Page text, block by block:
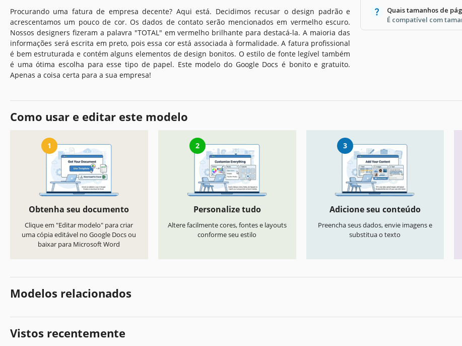
Procurando uma fatura de empresa decente? Aqui está. Decidimos recusar o design padrão e
acrescentamos um pouco de cor. Os dados de contato serão mencionados em vermelho escuro.
Nossos designers fizeram a palavra "TOTAL" em vermelho brilhante para destacá-la. A maioria das
informações será escrita em preto, pois essa cor está associada à formalidade. A fatura profissional
é bem estruturada e contém alguns elementos de design bonitos. O estilo de fonte legível também
é uma ótima escolha para esse tipo de papel. Este modelo do Google Docs é bonito e gratuito.
Apenas a coisa certa para a sua empresa!
Quais tamanhos de
É compatível com
Como usar e editar este modelo
1
Obtenha seu documento
Clique em "Editar modelo" para criar
uma cópia editável no Google Docs ou
baixar para Microsoft Word
2
Personalize tudo
Altere facilmente cores, fontes e layouts
conforme seu estilo
3
Adicione seu conteúdo
Preencha seus dados, envie imagens e
substitua o texto
Modelos relacionados
Vistos recentemente